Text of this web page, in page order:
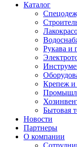
Каталог
Рукава и
Крепеж и
Бытовая
Новости
Партнеры
О компании